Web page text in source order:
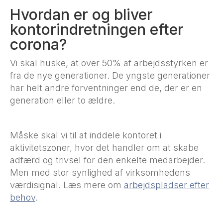
Hvordan er og bliver
kontorindretningen efter
corona?
Vi skal huske, at over 50% af arbejdsstyrken er
fra de nye generationer. De yngste generationer
har helt andre forventninger end de, der er en
generation eller to ældre.
Måske skal vi til at inddele kontoret i
aktivitetszoner, hvor det handler om at skabe
adfærd og trivsel for den enkelte medarbejder.
Men med stor synlighed af virksomhedens
værdisignal. Læs mere om arbejdspladser efter
behov.